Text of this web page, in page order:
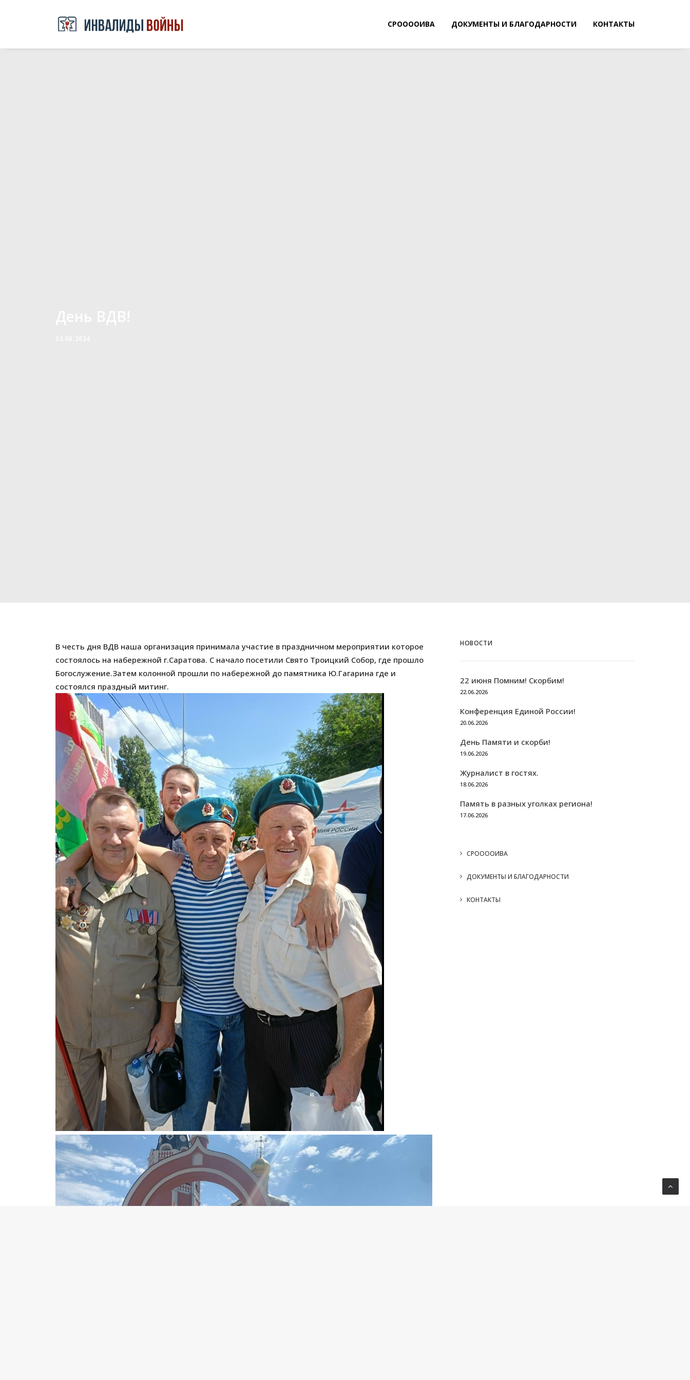
СРООООИВА ДОКУМЕНТЫ И БЛАГОДАРНОСТИ КОНТАКТЫ
В честь дня ВДВ наша организация принимала участие в праздничном мероприятии которое
состоялось на набережной г.Саратова. С начало посетили Свято Троицкий Собор, где прошло
Богослужение.Затем колонной прошли по набережной до памятника Ю.Гагарина где и
состоялся праздный митинг.
НОВОСТИ
22 июня Помним! Скорбим!
22.06.2026
Конференция Единой России!
20.06.2026
День Памяти и скорби!
19.06.2026
Журналист в гостях.
18.06.2026
Память в разных уголках региона!
17.06.2026
СРООООИВА
ДОКУМЕНТЫ И БЛАГОДАРНОСТИ
КОНТАКТЫ